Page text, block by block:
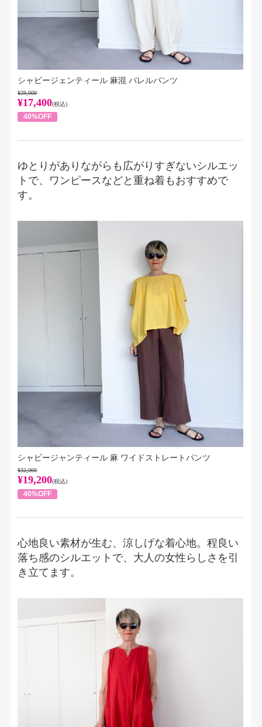
シャビージェンティール 麻混 バレルパンツ
¥29,000
¥17,400(税込)
40%OFF
ゆとりがありながらも広がりすぎないシルエッ
トで、ワンピースなどと重ね着もおすすめで
す。
シャビージャンティール 麻 ワイドストレートパンツ
¥32,000
¥19,200(税込)
40%OFF
心地良い素材が生む、涼しげな着心地。程良い
落ち感のシルエットで、大人の女性らしさを引
き立てます。